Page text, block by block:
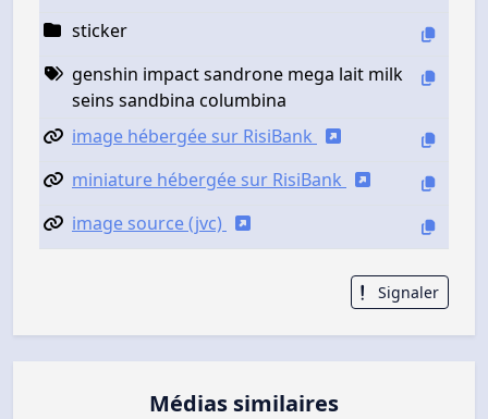
sticker
genshin impact sandrone mega lait milk
seins sandbina columbina
image hébergée sur RisiBank
miniature hébergée sur RisiBank
image source (jvc)
Signaler
Médias similaires